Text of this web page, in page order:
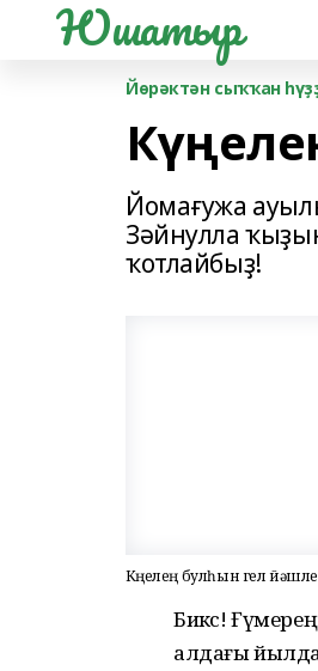
Юшатыр
Йөрәктән сыҡҡан
Йомағужа
Зәйнулла
ҡотлайбыҙ!
Күңелең булһын гел
Бикәс!
алдағы